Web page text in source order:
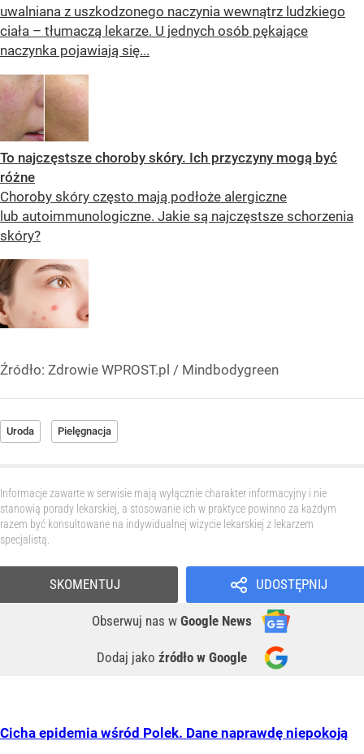
uwalniana z uszkodzonego naczynia wewnątrz ludzkiego
ciała – tłumaczą lekarze. U jednych osób pękające
naczynka pojawiają się...
To najczęstsze choroby skóry. Ich przyczyny mogą być
różne
Choroby skóry często mają podłoże alergiczne
lub autoimmunologiczne. Jakie są najczęstsze schorzenia
skóry?
Źródło: Zdrowie WPROST.pl / Mindbodygreen
Uroda Pielęgnacja
Informacje zawarte w serwisie mają wyłącznie charakter informacyjny i nie
stanowią porady lekarskiej, a stosowanie ich w praktyce powinno za każdym
razem być konsultowane na indywidualnej wizycie lekarskiej z lekarzem
specjalistą.
UDOSTĘPNIJ
Obserwuj nas w Google News
Dodaj jako źródło w Google
SKOMENTUJ
Cicha epidemia wśród Polek. Dane naprawdę niepokoją